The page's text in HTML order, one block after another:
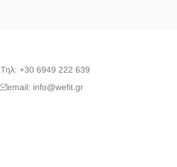
Τηλ: +30 6949 222 639
email: info@wefit.gr